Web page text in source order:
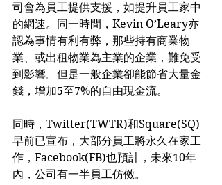
司會為員工提供支援，如提升員工家中
的網速。同一時間，Kevin O’Leary亦
認為事情有利有弊，那些持有商業物
業、或出租物業為主業的企業，難免受
到影響。但是一般企業卻能節省大量金
錢，增加5至7%的自由現金流。
同時，Twitter(TWTR)和Square(SQ)
早前已宣布，大部分員工將永久在家工
作，Facebook(FB)也預計，未來10年
內，公司有一半員工仿傚。